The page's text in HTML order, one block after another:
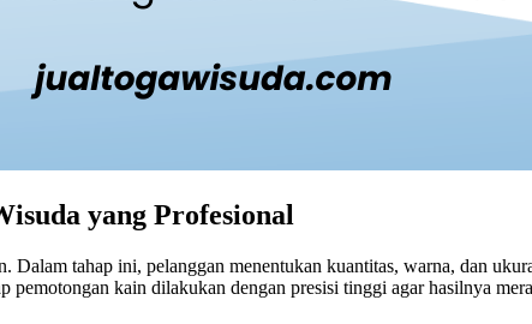
yang Profesional
Dalam tahap ini, pelanggan menentukan kuantitas, warna, dan
pemotongan kain dilakukan dengan presisi tinggi agar hasilnya